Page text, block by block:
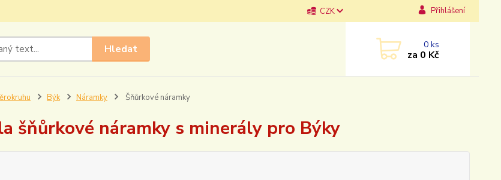
CZK Přihlášení
Hledat 0ks
za 0 Kč
Býk Náramky Šňůrkové náramky
šňůrkové náramky s minerály pro Býky